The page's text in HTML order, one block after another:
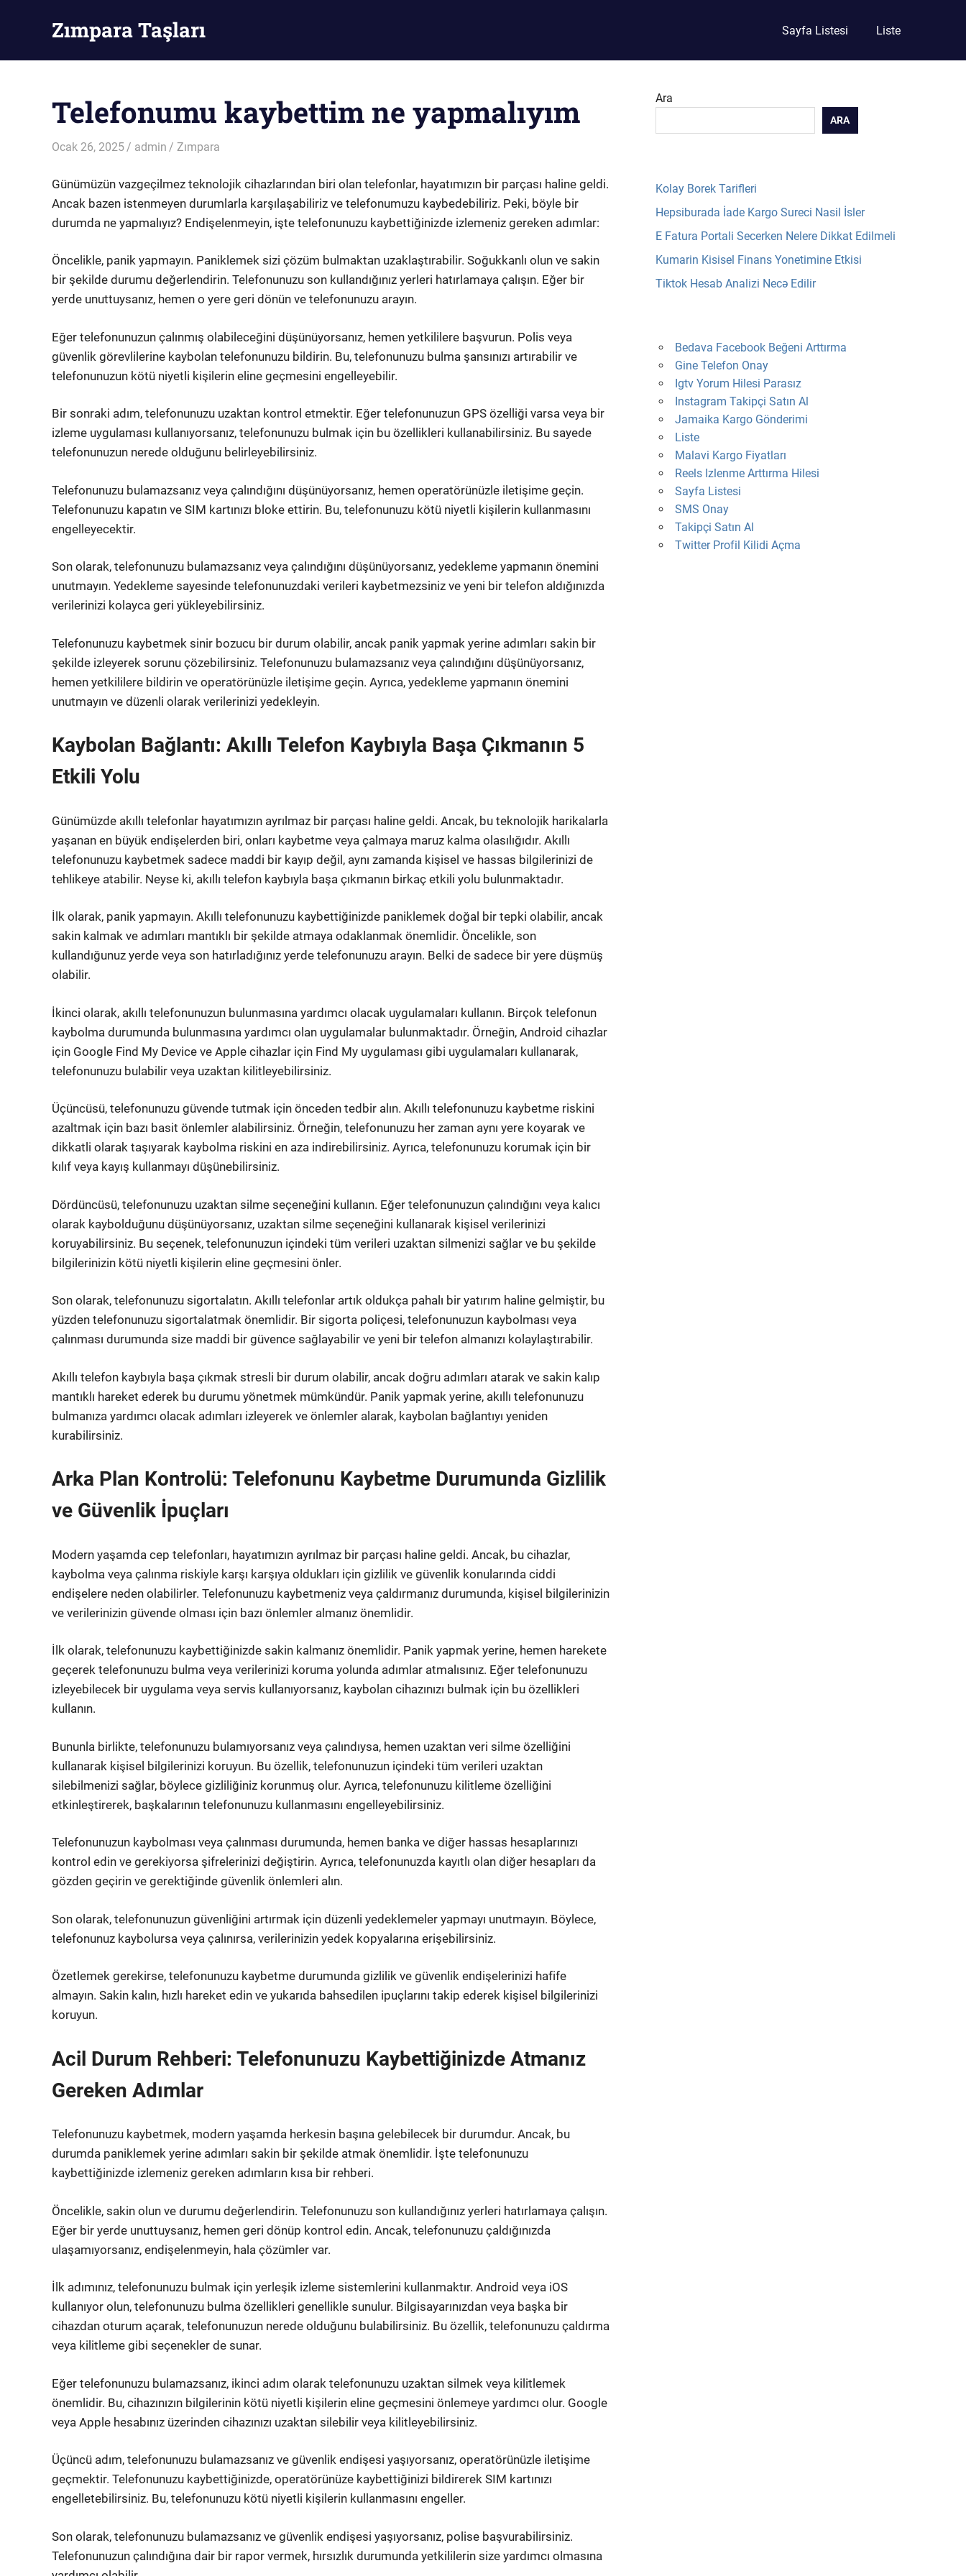
Zımpara Taşları Sayfa Listesi Liste
Telefonumu kaybettim ne yapmalıyım
Ocak 26, 2025 admin Zımpara
Günümüzün vazgeçilmez teknolojik cihazlarından biri olan telefonlar, hayatımızın bir parçası haline geldi.
Ancak bazen istenmeyen durumlarla karşılaşabiliriz ve telefonumuzu kaybedebiliriz. Peki, böyle bir
durumda ne yapmalıyız? Endişelenmeyin, işte telefonunuzu kaybettiğinizde izlemeniz gereken adımlar:
Öncelikle, panik yapmayın. Paniklemek sizi çözüm bulmaktan uzaklaştırabilir. Soğukkanlı olun ve sakin
bir şekilde durumu değerlendirin. Telefonunuzu son kullandığınız yerleri hatırlamaya çalışın. Eğer bir
yerde unuttuysanız, hemen o yere geri dönün ve telefonunuzu arayın.
Eğer telefonunuzun çalınmış olabileceğini düşünüyorsanız, hemen yetkililere başvurun. Polis veya
güvenlik görevlilerine kaybolan telefonunuzu bildirin. Bu, telefonunuzu bulma şansınızı artırabilir ve
telefonunuzun kötü niyetli kişilerin eline geçmesini engelleyebilir.
Bir sonraki adım, telefonunuzu uzaktan kontrol etmektir. Eğer telefonunuzun GPS özelliği varsa veya bir
izleme uygulaması kullanıyorsanız, telefonunuzu bulmak için bu özellikleri kullanabilirsiniz. Bu sayede
telefonunuzun nerede olduğunu belirleyebilirsiniz.
Telefonunuzu bulamazsanız veya çalındığını düşünüyorsanız, hemen operatörünüzle iletişime geçin.
Telefonunuzu kapatın ve SIM kartınızı bloke ettirin. Bu, telefonunuzu kötü niyetli kişilerin kullanmasını
engelleyecektir.
Son olarak, telefonunuzu bulamazsanız veya çalındığını düşünüyorsanız, yedekleme yapmanın önemini
unutmayın. Yedekleme sayesinde telefonunuzdaki verileri kaybetmezsiniz ve yeni bir telefon aldığınızda
verilerinizi kolayca geri yükleyebilirsiniz.
Telefonunuzu kaybetmek sinir bozucu bir durum olabilir, ancak panik yapmak yerine adımları sakin bir
şekilde izleyerek sorunu çözebilirsiniz. Telefonunuzu bulamazsanız veya çalındığını düşünüyorsanız,
hemen yetkililere bildirin ve operatörünüzle iletişime geçin. Ayrıca, yedekleme yapmanın önemini
unutmayın ve düzenli olarak verilerinizi yedekleyin.
Kaybolan Bağlantı: Akıllı Telefon Kaybıyla Başa Çıkmanın 5
Etkili Yolu
Günümüzde akıllı telefonlar hayatımızın ayrılmaz bir parçası haline geldi. Ancak, bu teknolojik harikalarla
yaşanan en büyük endişelerden biri, onları kaybetme veya çalmaya maruz kalma olasılığıdır. Akıllı
telefonunuzu kaybetmek sadece maddi bir kayıp değil, aynı zamanda kişisel ve hassas bilgilerinizi de
tehlikeye atabilir. Neyse ki, akıllı telefon kaybıyla başa çıkmanın birkaç etkili yolu bulunmaktadır.
İlk olarak, panik yapmayın. Akıllı telefonunuzu kaybettiğinizde paniklemek doğal bir tepki olabilir, ancak
sakin kalmak ve adımları mantıklı bir şekilde atmaya odaklanmak önemlidir. Öncelikle, son
kullandığunuz yerde veya son hatırladığınız yerde telefonunuzu arayın. Belki de sadece bir yere düşmüş
olabilir.
İkinci olarak, akıllı telefonunuzun bulunmasına yardımcı olacak uygulamaları kullanın. Birçok telefonun
kaybolma durumunda bulunmasına yardımcı olan uygulamalar bulunmaktadır. Örneğin, Android cihazlar
için Google Find My Device ve Apple cihazlar için Find My uygulaması gibi uygulamaları kullanarak,
telefonunuzu bulabilir veya uzaktan kilitleyebilirsiniz.
Üçüncüsü, telefonunuzu güvende tutmak için önceden tedbir alın. Akıllı telefonunuzu kaybetme riskini
azaltmak için bazı basit önlemler alabilirsiniz. Örneğin, telefonunuzu her zaman aynı yere koyarak ve
dikkatli olarak taşıyarak kaybolma riskini en aza indirebilirsiniz. Ayrıca, telefonunuzu korumak için bir
kılıf veya kayış kullanmayı düşünebilirsiniz.
Dördüncüsü, telefonunuzu uzaktan silme seçeneğini kullanın. Eğer telefonunuzun çalındığını veya kalıcı
olarak kaybolduğunu düşünüyorsanız, uzaktan silme seçeneğini kullanarak kişisel verilerinizi
koruyabilirsiniz. Bu seçenek, telefonunuzun içindeki tüm verileri uzaktan silmenizi sağlar ve bu şekilde
bilgilerinizin kötü niyetli kişilerin eline geçmesini önler.
Son olarak, telefonunuzu sigortalatın. Akıllı telefonlar artık oldukça pahalı bir yatırım haline gelmiştir, bu
yüzden telefonunuzu sigortalatmak önemlidir. Bir sigorta poliçesi, telefonunuzun kaybolması veya
çalınması durumunda size maddi bir güvence sağlayabilir ve yeni bir telefon almanızı kolaylaştırabilir.
Akıllı telefon kaybıyla başa çıkmak stresli bir durum olabilir, ancak doğru adımları atarak ve sakin kalıp
mantıklı hareket ederek bu durumu yönetmek mümkündür. Panik yapmak yerine, akıllı telefonunuzu
bulmanıza yardımcı olacak adımları izleyerek ve önlemler alarak, kaybolan bağlantıyı yeniden
kurabilirsiniz.
Arka Plan Kontrolü: Telefonunu Kaybetme Durumunda Gizlilik
ve Güvenlik İpuçları
Modern yaşamda cep telefonları, hayatımızın ayrılmaz bir parçası haline geldi. Ancak, bu cihazlar,
kaybolma veya çalınma riskiyle karşı karşıya oldukları için gizlilik ve güvenlik konularında ciddi
endişelere neden olabilirler. Telefonunuzu kaybetmeniz veya çaldırmanız durumunda, kişisel bilgilerinizin
ve verilerinizin güvende olması için bazı önlemler almanız önemlidir.
İlk olarak, telefonunuzu kaybettiğinizde sakin kalmanız önemlidir. Panik yapmak yerine, hemen harekete
geçerek telefonunuzu bulma veya verilerinizi koruma yolunda adımlar atmalısınız. Eğer telefonunuzu
izleyebilecek bir uygulama veya servis kullanıyorsanız, kaybolan cihazınızı bulmak için bu özellikleri
kullanın.
Bununla birlikte, telefonunuzu bulamıyorsanız veya çalındıysa, hemen uzaktan veri silme özelliğini
kullanarak kişisel bilgilerinizi koruyun. Bu özellik, telefonunuzun içindeki tüm verileri uzaktan
silebilmenizi sağlar, böylece gizliliğiniz korunmuş olur. Ayrıca, telefonunuzu kilitleme özelliğini
etkinleştirerek, başkalarının telefonunuzu kullanmasını engelleyebilirsiniz.
Telefonunuzun kaybolması veya çalınması durumunda, hemen banka ve diğer hassas hesaplarınızı
kontrol edin ve gerekiyorsa şifrelerinizi değiştirin. Ayrıca, telefonunuzda kayıtlı olan diğer hesapları da
gözden geçirin ve gerektiğinde güvenlik önlemleri alın.
Son olarak, telefonunuzun güvenliğini artırmak için düzenli yedeklemeler yapmayı unutmayın. Böylece,
telefonunuz kaybolursa veya çalınırsa, verilerinizin yedek kopyalarına erişebilirsiniz.
Özetlemek gerekirse, telefonunuzu kaybetme durumunda gizlilik ve güvenlik endişelerinizi hafife
almayın. Sakin kalın, hızlı hareket edin ve yukarıda bahsedilen ipuçlarını takip ederek kişisel bilgilerinizi
koruyun.
Acil Durum Rehberi: Telefonunuzu Kaybettiğinizde Atmanız
Gereken Adımlar
Telefonunuzu kaybetmek, modern yaşamda herkesin başına gelebilecek bir durumdur. Ancak, bu
durumda paniklemek yerine adımları sakin bir şekilde atmak önemlidir. İşte telefonunuzu
kaybettiğinizde izlemeniz gereken adımların kısa bir rehberi.
Öncelikle, sakin olun ve durumu değerlendirin. Telefonunuzu son kullandığınız yerleri hatırlamaya çalışın.
Eğer bir yerde unuttuysanız, hemen geri dönüp kontrol edin. Ancak, telefonunuzu çaldığınızda
ulaşamıyorsanız, endişelenmeyin, hala çözümler var.
İlk adımınız, telefonunuzu bulmak için yerleşik izleme sistemlerini kullanmaktır. Android veya iOS
kullanıyor olun, telefonunuzu bulma özellikleri genellikle sunulur. Bilgisayarınızdan veya başka bir
cihazdan oturum açarak, telefonunuzun nerede olduğunu bulabilirsiniz. Bu özellik, telefonunuzu çaldırma
veya kilitleme gibi seçenekler de sunar.
Eğer telefonunuzu bulamazsanız, ikinci adım olarak telefonunuzu uzaktan silmek veya kilitlemek
önemlidir. Bu, cihazınızın bilgilerinin kötü niyetli kişilerin eline geçmesini önlemeye yardımcı olur. Google
veya Apple hesabınız üzerinden cihazınızı uzaktan silebilir veya kilitleyebilirsiniz.
Üçüncü adım, telefonunuzu bulamazsanız ve güvenlik endişesi yaşıyorsanız, operatörünüzle iletişime
geçmektir. Telefonunuzu kaybettiğinizde, operatörünüze kaybettiğinizi bildirerek SIM kartınızı
engelletebilirsiniz. Bu, telefonunuzu kötü niyetli kişilerin kullanmasını engeller.
Son olarak, telefonunuzu bulamazsanız ve güvenlik endişesi yaşıyorsanız, polise başvurabilirsiniz.
Telefonunuzun çalındığına dair bir rapor vermek, hırsızlık durumunda yetkililerin size yardımcı olmasına
Ara
ARA
Kolay Borek Tarifleri
Hepsiburada İade Kargo Sureci Nasil İsler
E Fatura Portali Secerken Nelere Dikkat Edilmeli
Kumarin Kisisel Finans Yonetimine Etkisi
Tiktok Hesab Analizi Necə Edilir
Bedava Facebook Beğeni Arttırma
Gine Telefon Onay
Igtv Yorum Hilesi Parasız
Instagram Takipçi Satın Al
Jamaika Kargo Gönderimi
Liste
Malavi Kargo Fiyatları
Reels Izlenme Arttırma Hilesi
Sayfa Listesi
SMS Onay
Takipçi Satın Al
Twitter Profil Kilidi Açma